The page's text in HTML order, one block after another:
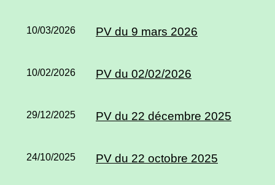
10/03/2026 PV du 9 mars 2026
10/02/2026 PV du 02/02/2026
29/12/2025 PV du 22 décembre 2025
24/10/2025 PV du 22 octobre 2025